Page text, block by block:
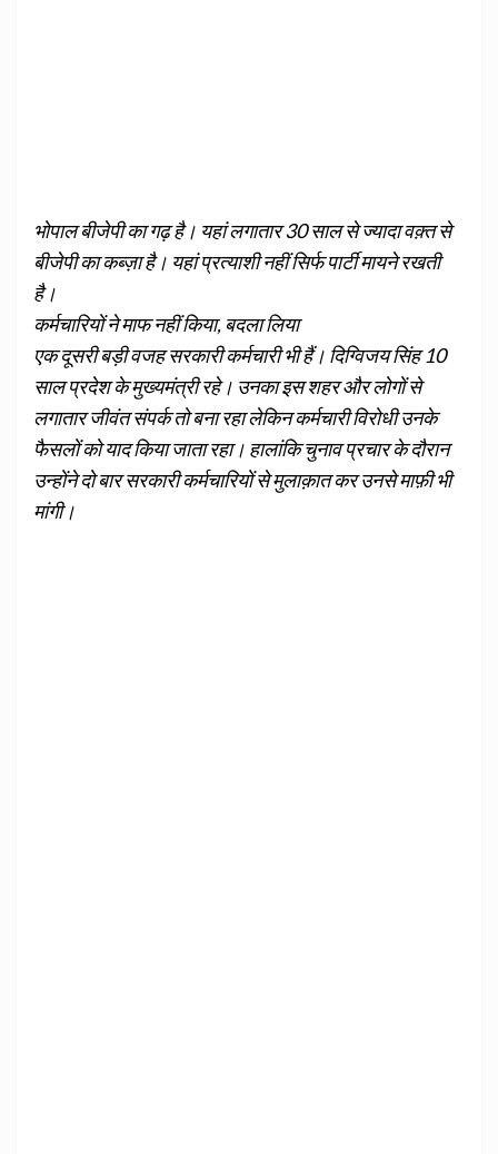
भोपाल बीजेपी का गढ़ है। यहां लगातार 30 साल से ज्यादा वक़्त से
बीजेपी का कब्ज़ा है। यहां प्रत्याशी नहीं सिर्फ पार्टी मायने रखती
है।
कर्मचारियों ने माफ नहीं किया, बदला लिया
एक दूसरी बड़ी वजह सरकारी कर्मचारी भी हैं। दिग्विजय सिंह 10
साल प्रदेश के मुख्यमंत्री रहे। उनका इस शहर और लोगों से
लगातार जीवंत संपर्क तो बना रहा लेकिन कर्मचारी विरोधी उनके
फैसलों को याद किया जाता रहा। हालांकि चुनाव प्रचार के दौरान
उन्होंने दो बार सरकारी कर्मचारियों से मुलाक़ात कर उनसे माफ़ी भी
मांगी।